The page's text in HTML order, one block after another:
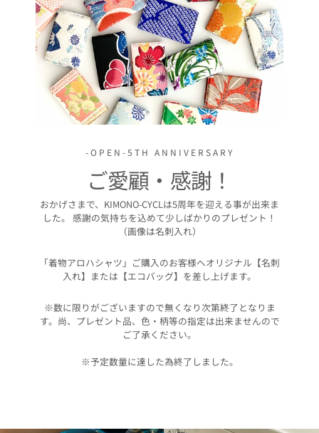
-OPEN-5TH ANNIVERSARY
ご愛顧・感謝！
おかげさまで、KIMONO-CYCLは5周年を迎える事が出来ま
した。 感謝の気持ちを込めて少しばかりのプレゼント！
（画像は名刺入れ）
「着物アロハシャツ」ご購入のお客様へオリジナル【名刺
入れ】または【エコバッグ】を差し上げます。
※数に限りがございますので無くなり次第終了となりま
す。尚、プレゼント品、色・柄等の指定は出来ませんので
ご了承ください。
※予定数量に達した為終了しました。